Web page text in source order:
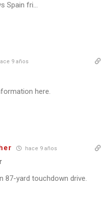
Spain fri…
9 años
here.
hace 9 años
87-yard touchdown drive.